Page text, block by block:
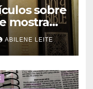
sobre
mostram
de
ABILENE LEITE